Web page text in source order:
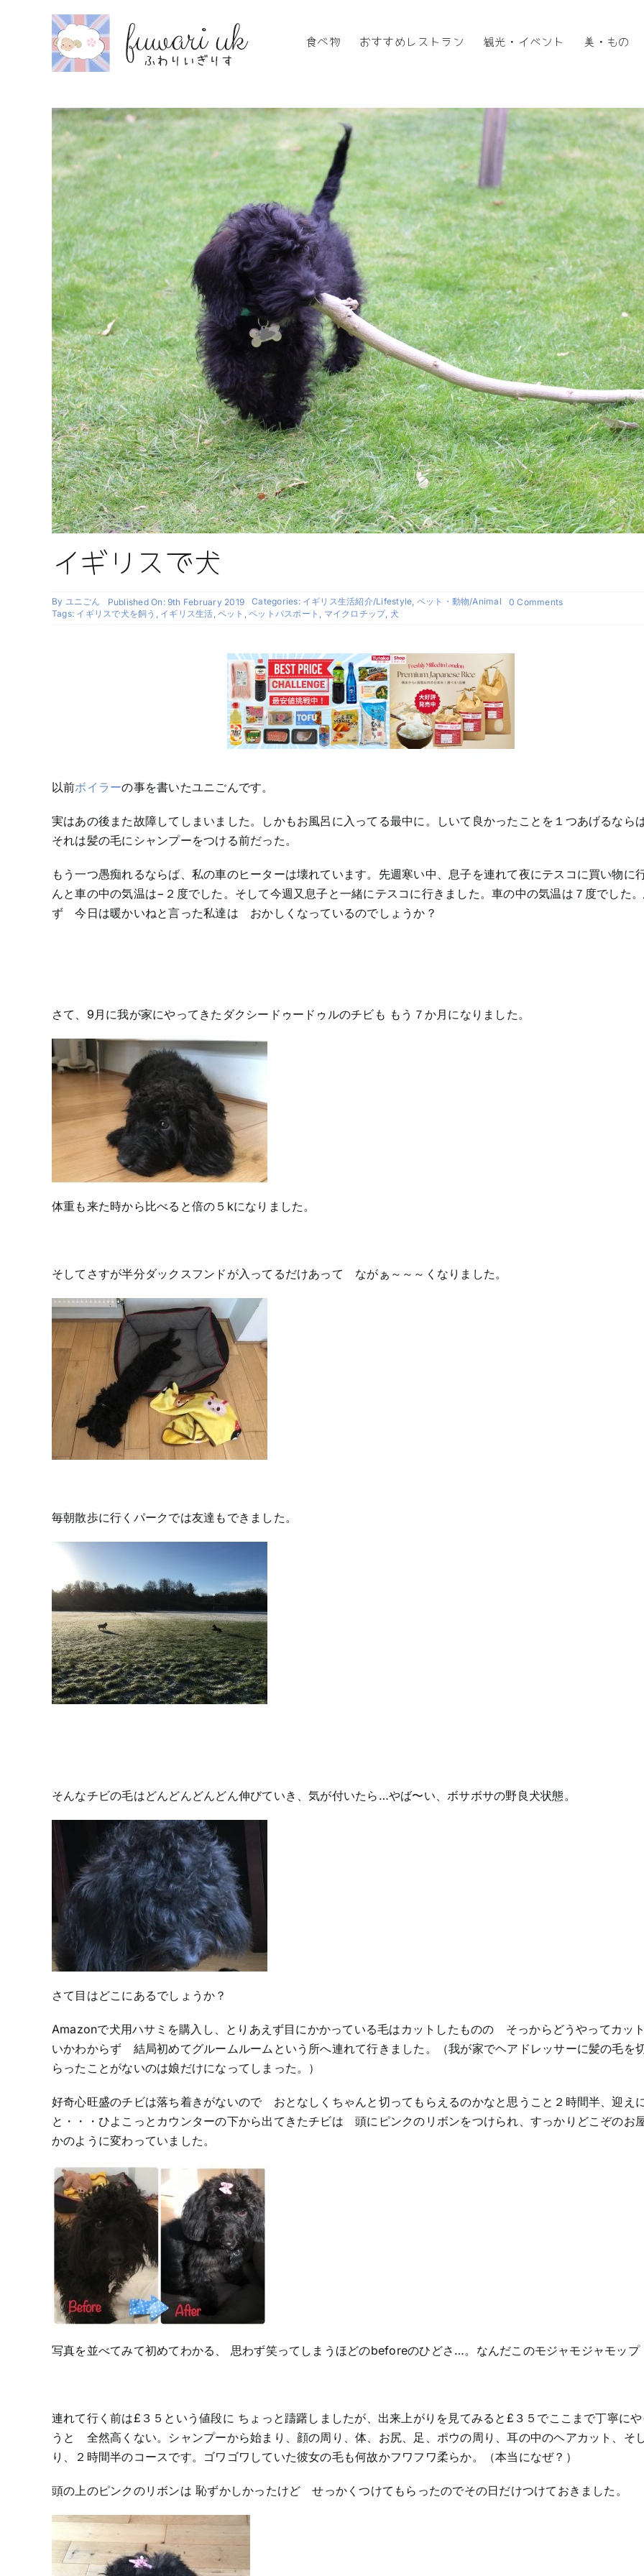
食べ物 おすすめレストラン 観光・イベント 美・もの
イギリスで犬
By ユニごん Published On: 9th February 2019 Categories: イギリス生活紹介/Lifestyle, ペット・動物/Animal 0 Commentson
Tags: イギリスで犬を飼う , イギリス生活, ペット ,ペットパスポート , マイクロチップ, 犬
以前ボイラーの事を書いたユニごんです。
実はあの後また故障してしまいました。しかもお風呂に入ってる最中に。しいて良かったことを１つあげるなら
それは髪の毛にシャンプーをつける前だった。
もう一つ愚痴れるならば、私の車のヒーターは壊れています。先週寒い中、息子を連れて夜にテスコに買い物に
んと車の中の気温は−２度でした。そして今週又息子と一緒にテスコに行きました。車の中の気温は７度でした
ず 今日は暖かいねと言った私達は おかしくなっているのでしょうか？
さて、9月に我が家にやってきたダクシードゥードゥルのチビも もう７か月になりました。
体重も来た時から比べると倍の５kになりました。
そしてさすが半分ダックスフンドが入ってるだけあって ながぁ～～～くなりました。
毎朝散歩に行くパークでは友達もできました。
そんなチビの毛はどんどんどんどん伸びていき、気が付いたら…やば〜い、ボサボサの野良犬状態。
さて目はどこにあるでしょうか？
Amazonで犬用ハサミを購入し、とりあえず目にかかっている毛はカットしたものの そっからどうやってカッ
いかわからず 結局初めてグルームルームという所へ連れて行きました。（我が家でヘアドレッサーに髪の毛を
らったことがないのは娘だけになってしまった。）
好奇心旺盛のチビは落ち着きがないので おとなしくちゃんと切ってもらえるのかなと思うこと２時間半、迎え
と・・・ひよこっとカウンターの下から出てきたチビは 頭にピンクのリボンをつけられ、すっかりどこぞのお
かのように変わっていました。
写真を並べてみて初めてわかる、 思わず笑ってしまうほどのbeforeのひどさ…。なんだこのモジャモジャモップ
連れて行く前は£３５という値段に ちょっと躊躇しましたが、出来上がりを見てみると£３５でここまで丁寧にや
うと 全然高くない。シャンプーから始まり、顔の周り、体、お尻、足、ポウの周り、耳の中のヘアカット、そ
り、２時間半のコースです。ゴワゴワしていた彼女の毛も何故かフワフワ柔らか。（本当になぜ？）
頭の上のピンクのリボンは 恥ずかしかったけど せっかくつけてもらったのでその日だけつけておきました。